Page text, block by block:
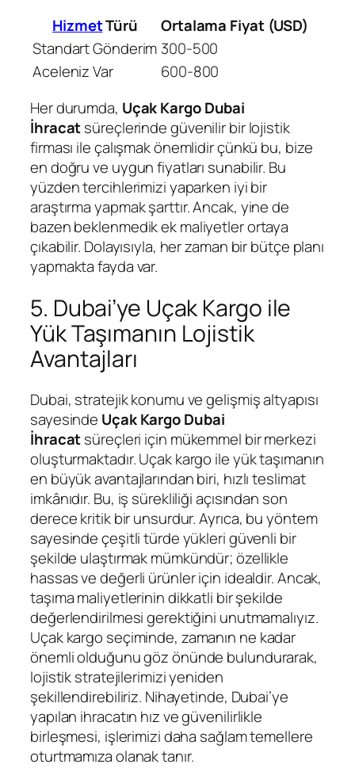
HizmetTürü
Ortalama Fiyat (USD)
Standart Gönderim 300-500
Aceleniz Var
600-800
Her durumda, Uçak Kargo Dubai
İhracatsüreçlerinde güvenilir bir lojistik
firması ile çalışmak önemlidir çünkü bu, bize
en doğru ve uygun fiyatları sunabilir. Bu
yüzden tercihlerimizi yaparken iyi bir
araştırma yapmak şarttır. Ancak, yine de
bazen beklenmedik ek maliyetler ortaya
çıkabilir. Dolayısıyla, her zaman bir bütçe planı
yapmakta fayda var.
5. Dubai’ye Uçak Kargo ile
Yük Taşımanın Lojistik
Avantajları
Dubai, stratejik konumu ve gelişmiş altyapısı
sayesinde Uçak Kargo Dubai
İhracatsüreçleri için mükemmel bir merkezi
oluşturmaktadır. Uçak kargo ile yük taşımanın
en büyük avantajlarından biri, hızlı teslimat
imkânıdır. Bu, iş sürekliliği açısından son
derece kritik bir unsurdur. Ayrıca, bu yöntem
sayesinde çeşitli türde yükleri güvenli bir
şekilde ulaştırmak mümkündür; özellikle
hassas ve değerli ürünler için idealdir. Ancak,
taşıma maliyetlerinin dikkatli bir şekilde
değerlendirilmesi gerektiğini unutmamalıyız.
Uçak kargo seçiminde, zamanın ne kadar
önemli olduğunu göz önünde bulundurarak,
lojistik stratejilerimizi yeniden
şekillendirebiliriz. Nihayetinde, Dubai’ye
yapılan ihracatın hız ve güvenilirlikle
birleşmesi, işlerimizi daha sağlam temellere
oturtmamıza olanak tanır.